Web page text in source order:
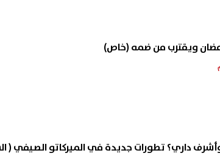
ويقترب من ضمه (خاص)
داري؟ تطورات جديدة في الميركاتو الصيفي (